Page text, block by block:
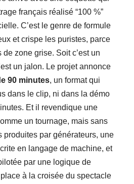
français réalisé “100 %”
C’est le genre de formule
et crispe les puristes, parce
zone grise. Soit c’est un
un jalon. Le projet annonce
90 minutes, un format qui
dans le clip, ni dans la démo
Et il revendique une
un tournage, mais sans
produites par générateurs, une
en langage de machine, et
par une logique de
à la croisée du spectacle